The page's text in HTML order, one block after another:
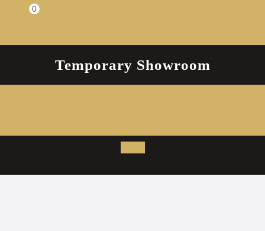
Einkaufswagen
0
Temporary Showroom
Open
Button